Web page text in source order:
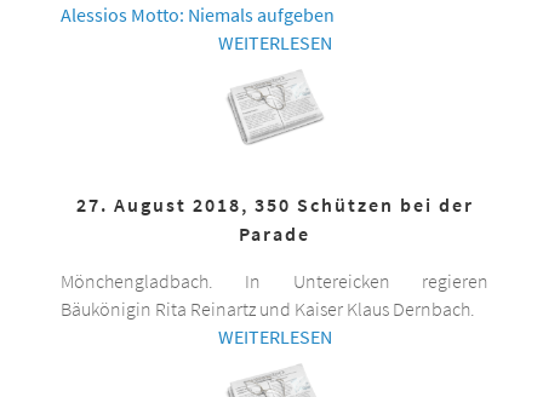
Alessios Motto: Niemals aufgeben
WEITERLESEN
27. August 2018, 350 Schützen bei der
Parade
Mönchengladbach. In Untereicken regieren
Bäukönigin Rita Reinartz und Kaiser Klaus Dernbach.
WEITERLESEN